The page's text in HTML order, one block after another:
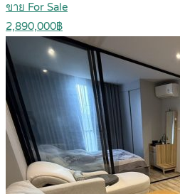
ขาย For Sale
2,890,000฿